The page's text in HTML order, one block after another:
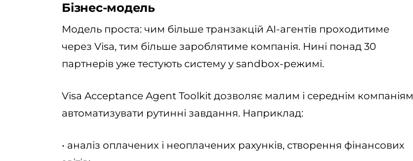
Бізнес-модель
Модель проста: чим більше транзакцій AI-агентів проходитиме
через Visa, тим більше зароблятиме компанія. Нині понад 30
партнерів уже тестують систему у sandbox-режимі.
Visa Acceptance Agent Toolkit дозволяє малим і середнім компаніям
автоматизувати рутинні завдання. Наприклад:
• аналіз оплачених і неоплачених рахунків, створення фінансових